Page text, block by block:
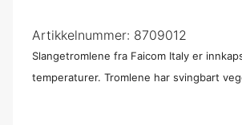
Artikkelnummer: 8709012
Slangetromlene fra Faicom Italy er
temperaturer. Tromlene har svingbart